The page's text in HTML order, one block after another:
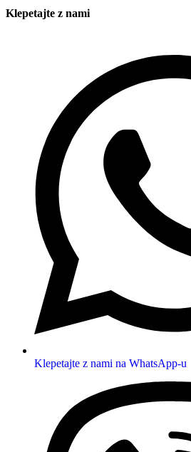
Klepetajte z nami
Klepetajte z nami na WhatsApp-u